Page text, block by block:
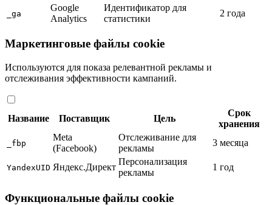
_ga
Google
Analytics
Идентификатор для
статистики
2 года
Маркетинговые файлы cookie
Используются для показа релевантной рекламы и
отслеживания эффективности кампаний.
Название Поставщик Цель
Срок
хранения
_fbp
Meta
(Facebook)
Отслеживание для
рекламы
3 месяца
YandexUID Яндекс.Директ
Персонализация
рекламы
1 год
Функциональные файлы cookie